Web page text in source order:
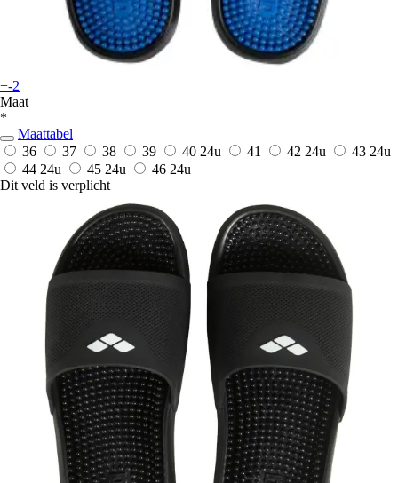
+-2
Maat
*
Maattabel
36
37 38 39 40 24u 41 42 24u 43 24u
44 24u 45 24u 46 24u
Dit veld is verplicht